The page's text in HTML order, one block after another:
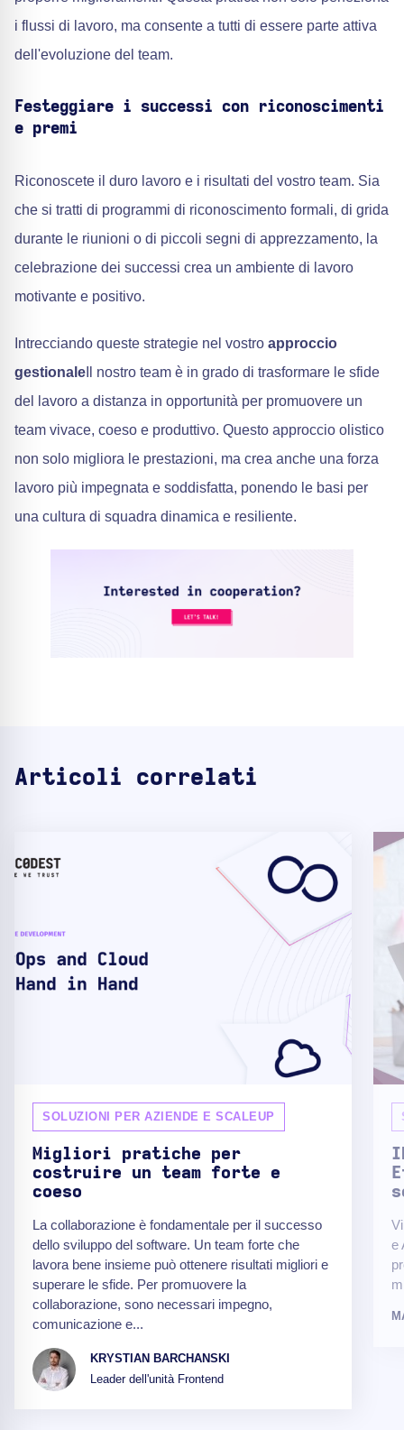
i flussi di lavoro, ma consente a tutti di essere parte attiva
dell'evoluzione del team.
Festeggiare i successi con riconoscimenti
e premi
Riconoscete il duro lavoro e i risultati del vostro team. Sia
che si tratti di programmi di riconoscimento formali, di grida
durante le riunioni o di piccoli segni di apprezzamento, la
celebrazione dei successi crea un ambiente di lavoro
motivante e positivo.
Intrecciando queste strategie nel vostro approccio
gestionale Il nostro team è in grado di trasformare le sfide
del lavoro a distanza in opportunità per promuovere un
team vivace, coeso e produttivo. Questo approccio olistico
non solo migliora le prestazioni, ma crea anche una forza
lavoro più impegnata e soddisfatta, ponendo le basi per
una cultura di squadra dinamica e resiliente.
Articoli correlati
SOLUZIONI PER AZIENDE E SCALEUP
Migliori pratiche per
costruire un team forte e
coeso
La collaborazione è fondamentale per il successo
dello sviluppo del software. Un team forte che
lavora bene insieme può ottenere risultati migliori e
superare le sfide. Per promuovere la
collaborazione, sono necessari impegno,
comunicazione e...
KRYSTIAN BARCHANSKI
Leader dell'unità Frontend
e